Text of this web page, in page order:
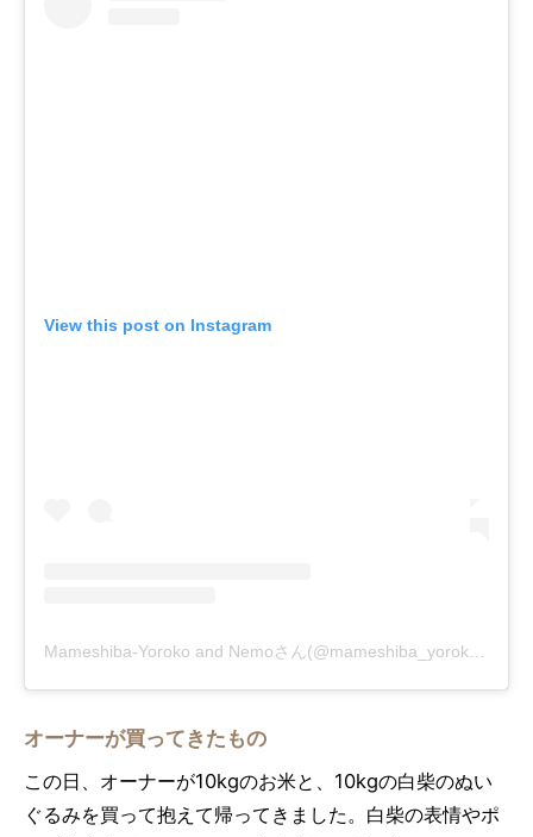
View this post on Instagram
Mameshiba-Yoroko and Nemoさん(@mameshiba_yoroko)がシェアした投稿
オーナーが買ってきたもの
この日、オーナーが10kgのお米と、10kgの白柴のぬい
ぐるみを買って抱えて帰ってきました。白柴の表情やポ